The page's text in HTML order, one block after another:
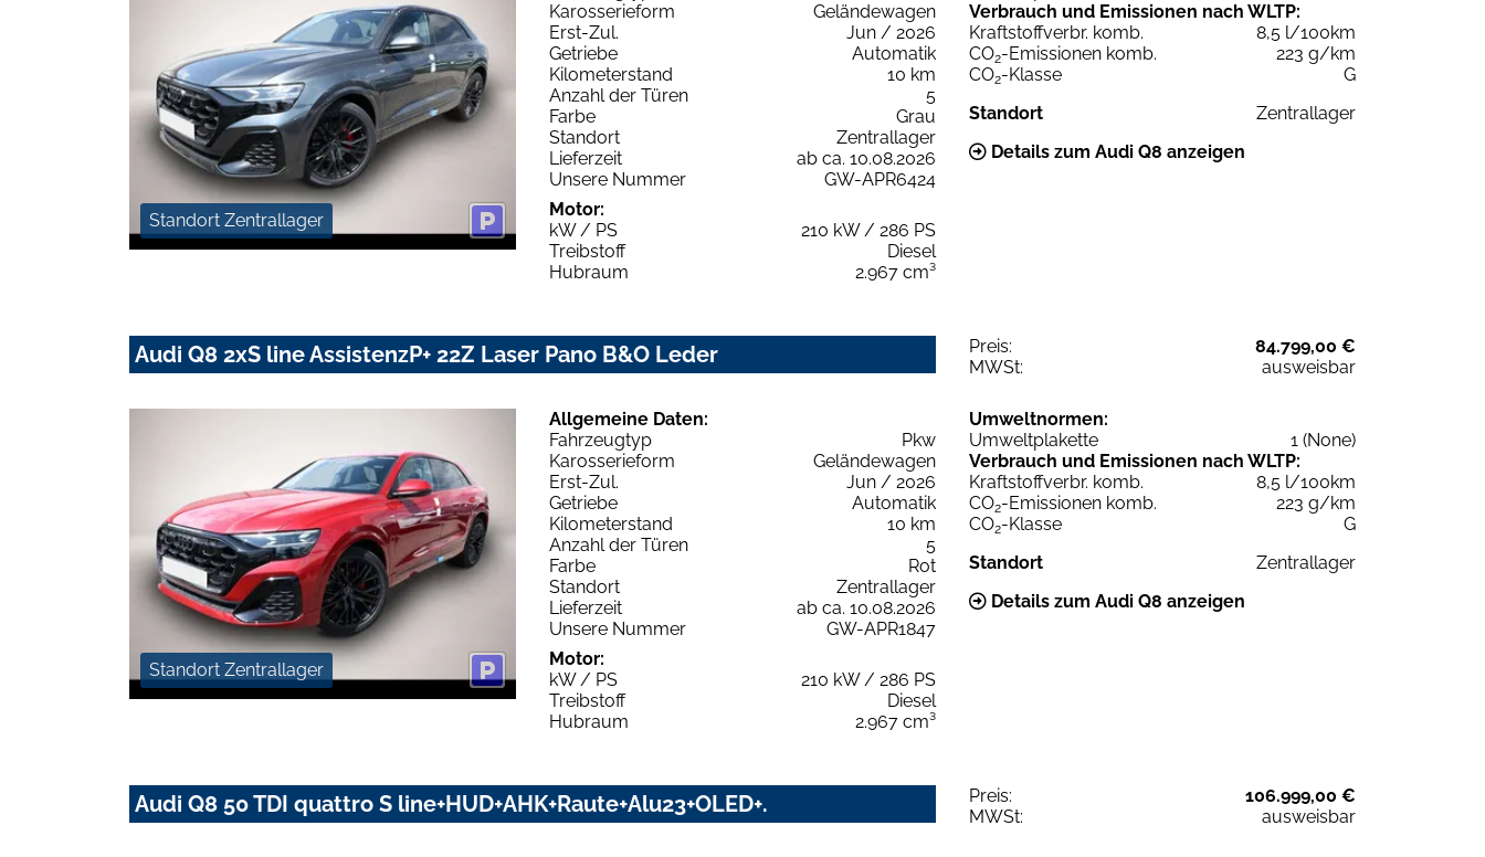
Standort Zentrallager
Karosserieform
Geländewagen
Erst-Zul.
Jun / 2026
Getriebe
Automatik
Kilometerstand
10 km
Anzahl der Türen
5
Farbe
Grau
Standort
Zentrallager
Lieferzeit
ab ca. 10.08.2026
Unsere Nummer
GW-APR6424
Motor:
kW / PS
210 kW / 286 PS
Treibstoff
Diesel
Hubraum
2.967 cm³
Verbrauch und Emissionen nach WLTP:
Kraftstoffverbr. komb.
8,5 l/100km
CO2-Emissionen komb.
223 g/km
CO2-Klasse
G
Standort
Zentrallager
Details zum Audi Q8 anzeigen
Audi Q8 2xS line AssistenzP+ 22Z Laser Pano B&O Leder Preis:
84.799,00 €
MWSt:
ausweisbar
Standort Zentrallager
Allgemeine Daten:
Fahrzeugtyp
Pkw
Karosserieform
Geländewagen
Erst-Zul.
Jun / 2026
Getriebe
Automatik
Kilometerstand
10 km
Anzahl der Türen
5
Farbe
Rot
Standort
Zentrallager
Lieferzeit
ab ca. 10.08.2026
Unsere Nummer
GW-APR1847
Motor:
kW / PS
210 kW / 286 PS
Treibstoff
Diesel
Hubraum
2.967 cm³
Umweltnormen:
Umweltplakette
1 (None)
Verbrauch und Emissionen nach WLTP:
Kraftstoffverbr. komb.
8,5 l/100km
CO2-Emissionen komb.
223 g/km
CO2-Klasse
G
Standort
Zentrallager
Details zum Audi Q8 anzeigen
Audi Q8 50 TDI quattro S line+HUD+AHK+Raute+Alu23+OLED+. Preis:
106.999,00 €
MWSt:
ausweisbar